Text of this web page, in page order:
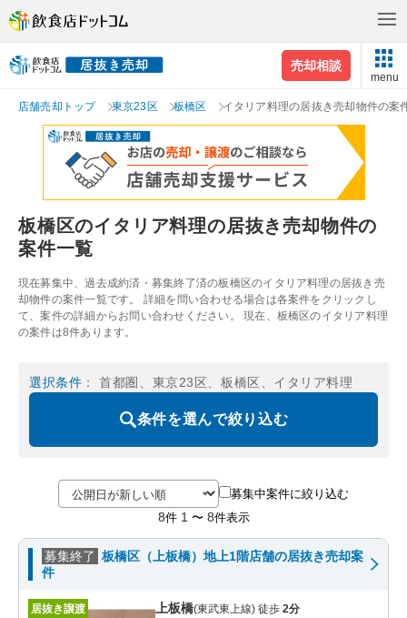
売却相談
menu
店舗売却トップ 東京23区 板橋区 イタリア料理の居抜き売却物件の案
板橋区のイタリア料理の居抜き売却物件の
案件一覧
現在募集中、過去成約済・募集終了済の板橋区のイタリア料理の居抜き売
却物件の案件一覧です。 詳細を問い合わせる場合は各案件をクリックし
て、案件の詳細からお問い合わせください。 現在、板橋区のイタリア料理
の案件は8件あります。
選択条件 ： 首都圏、東京23区、板橋区、イタリア料理
条件を選んで絞り込む
募集中案件に絞り込む
8件 1 〜 8件表示
募集終了 板橋区（上板橋）地上1階店舗の居抜き売却案
件
居抜き譲渡 上板橋(東武東上線) 徒歩 2分